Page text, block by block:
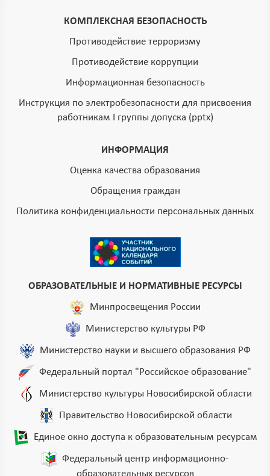
КОМПЛЕКСНАЯ БЕЗОПАСНОСТЬ
Противодействие терроризму
Противодействие коррупции
Информационная безопасность
Инструкция по электробезопасности для присвоения
работникам I группы допуска (pptx)
ИНФОРМАЦИЯ
Оценка качества образования
Обращения граждан
Политика конфиденциальности персональных данных
ОБРАЗОВАТЕЛЬНЫЕ И НОРМАТИВНЫЕ РЕСУРСЫ
Минпросвещения России
Министерство культуры РФ
Министерство науки и высшего образования РФ
Федеральный портал "Российское образование"
Министерство культуры Новосибирской области
Правительство Новосибирской области
Единое окно доступа к образовательным ресурсам
Федеральный центр информационно-